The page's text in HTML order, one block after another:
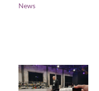
News